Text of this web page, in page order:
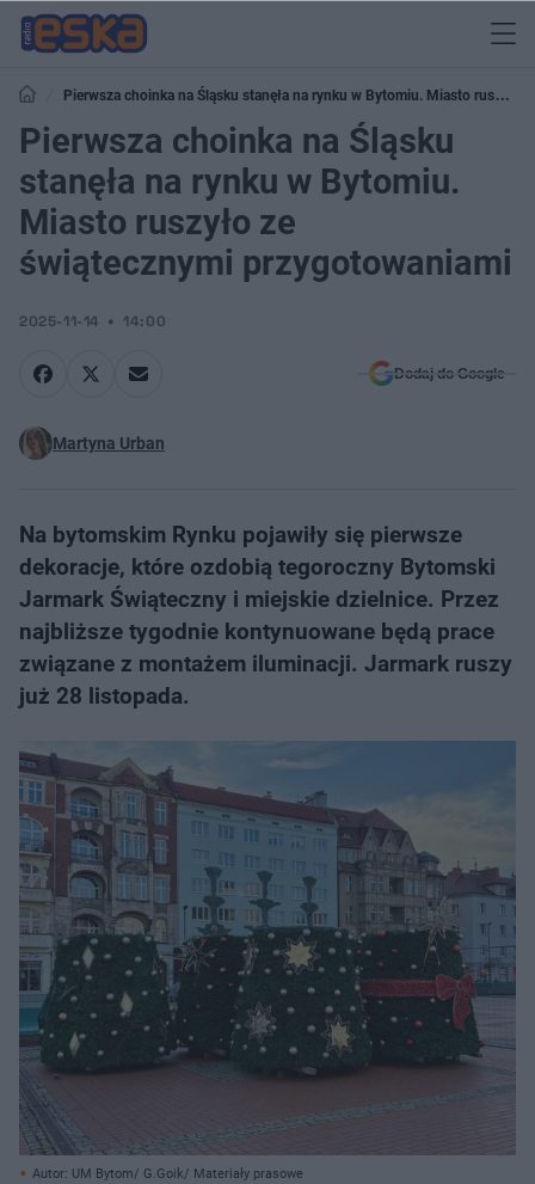
Pierwsza choinka na Śląsku stanęła na rynku w Bytomiu. Miasto ruszyło
ze świątecznymi przygotowaniami
Pierwsza choinka na Śląsku
stanęła na rynku w Bytomiu.
Miasto ruszyło ze
świątecznymi przygotowaniami
2025-11-14 14:00
Dodaj do Google
Martyna Urban
Na bytomskim Rynku pojawiły się pierwsze
dekoracje, które ozdobią tegoroczny Bytomski
Jarmark Świąteczny i miejskie dzielnice. Przez
najbliższe tygodnie kontynuowane będą prace
związane z montażem iluminacji. Jarmark ruszy
już 28 listopada.
Autor: UM Bytom/ G.Goik/ Materiały prasowe